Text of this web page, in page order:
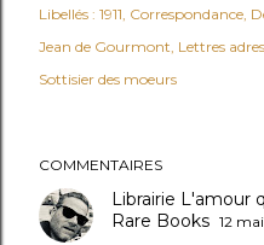
Libellés : 1911 Correspondance
Jean de Gourmont Lettres
Sottisier des moeurs
COMMENTAIRES
Librairie L'amour
Rare Books 12